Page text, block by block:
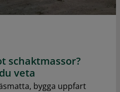
schaktmassor?
veta
bygga uppfart